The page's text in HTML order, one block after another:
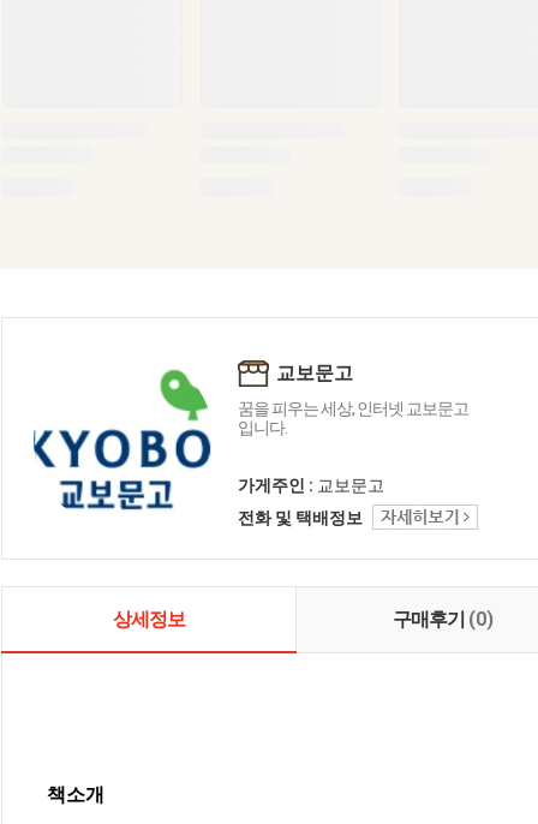
교보문고
꿈을 피우는 세상, 인터넷 교보문고
입니다.
가게주인 : 교보문고
전화 및 택배정보
상세정보 구매후기 (0)
책소개